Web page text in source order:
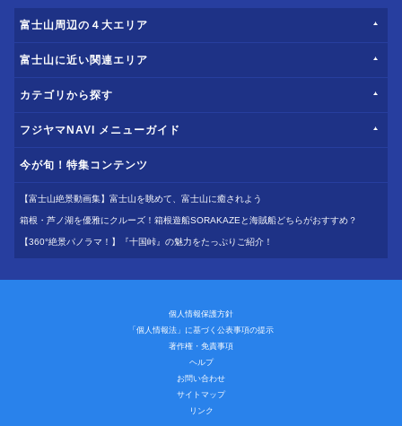
富士山周辺の４大エリア
富士山に近い関連エリア
カテゴリから探す
フジヤマNAVI メニューガイド
今が旬！特集コンテンツ
【富士山絶景動画集】富士山を眺めて、富士山に癒されよう
箱根・芦ノ湖を優雅にクルーズ！箱根遊船SORAKAZEと海賊船どちらがおすすめ？
【360°絶景パノラマ！】『十国峠』の魅力をたっぷりご紹介！
個人情報保護方針
「個人情報法」に基づく公表事項の提示
著作権・免責事項
ヘルプ
お問い合わせ
サイトマップ
リンク